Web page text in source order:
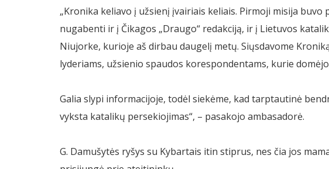
„Kronika keliavo į užsienį įvairiais keliais. Pirmoji misija
nugabenti ir į Čikagos „Draugo“ redakciją, ir į Lietuvos
Niujorke, kurioje aš dirbau daugelį metų. Siųsdavome
lyderiams, užsienio spaudos korespondentams, kurie
Galia slypi informacijoje, todėl siekėme, kad tarptautinė
vyksta katalikų persekiojimas“, – pasakojo ambasadorė.
G. Damušytės ryšys su Kybartais itin stiprus, nes čia jos